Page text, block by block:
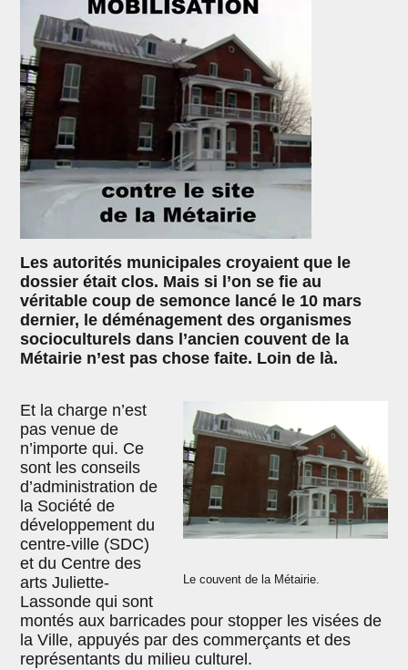
Les autorités municipales croyaient que le
dossier était clos. Mais si l’on se fie au
véritable coup de semonce lancé le 10 mars
dernier, le déménagement des organismes
socioculturels dans l’ancien couvent de la
Métairie n’est pas chose faite. Loin de là.
Le couvent de la Métairie.
Et la charge n’est
pas venue de
n’importe qui. Ce
sont les conseils
d’administration de
la Société de
développement du
centre-ville (SDC)
et du Centre des
arts Juliette-
Lassonde qui sont
montés aux barricades pour stopper les visées de
la Ville, appuyés par des commerçants et des
représentants du milieu culturel.